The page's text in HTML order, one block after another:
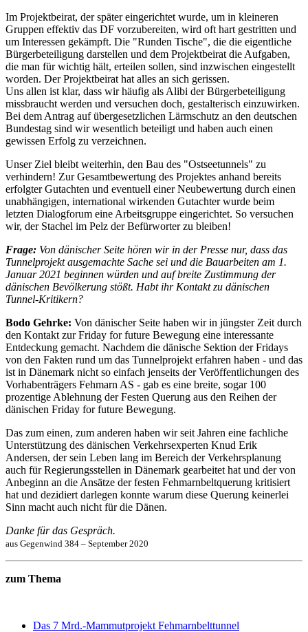
Im Projektbeirat, der später eingerichtet wurde, um in kleineren
Gruppen effektiv das DF vorzubereiten, wird oft hart gestritten und
um Interessen gekämpft. Die "Runden Tische", die die eigentliche
Bürgerbeteiligung darstellen und dem Projektbeirat die Aufgaben,
die man für wichtig hält, erteilen sollen, sind inzwischen eingestellt
worden. Der Projektbeirat hat alles an sich gerissen.
Uns allen ist klar, dass wir häufig als Alibi der Bürgerbeteiligung
missbraucht werden und versuchen doch, gestalterisch einzuwirken.
Bei dem Antrag auf übergesetzlichen Lärmschutz an den deutschen
Bundestag sind wir wesentlich beteiligt und haben auch einen
gewissen Erfolg zu verzeichnen.
Unser Ziel bleibt weiterhin, den Bau des "Ostseetunnels" zu
verhindern! Zur Gesamtbewertung des Projektes anhand bereits
erfolgter Gutachten und eventuell einer Neubewertung durch einen
unabhängigen, international wirkenden Gutachter wurde beim
letzten Dialogforum eine Arbeitsgruppe eingerichtet. So versuchen
wir, der Stachel im Pelz der Befürworter zu bleiben!
Frage: Von dänischer Seite hören wir in der Presse nur, dass das
Tunnelprojekt ausgemachte Sache sei und die Bauarbeiten am 1.
Januar 2021 beginnen würden und auf breite Zustimmung der
dänischen Bevölkerung stößt. Habt ihr Kontakt zu dänischen
Tunnel-Kritikern?
Bodo Gehrke: Von dänischer Seite haben wir in jüngster Zeit durch
den Kontakt zur Friday for future Bewegung eine interessante
Entdeckung gemacht. Nachdem die dänische Sektion der Fridays
von den Fakten rund um das Tunnelprojekt erfahren haben - und das
ist in Dänemark nicht so einfach jenseits der Veröffentlichungen des
Vorhabenträgers Fehmarn AS - gab es eine breite, sogar 100
prozentige Ablehnung der Festen Querung aus den Reihen der
dänischen Friday for future Bewegung.
Das zum einen, zum anderen haben wir seit Jahren eine fachliche
Unterstützung des dänischen Verkehrsexperten Knud Erik
Andersen, der sein Leben lang im Bereich der Verkehrsplanung
auch für Regierungsstellen in Dänemark gearbeitet hat und der von
Anbeginn an die Ansätze der festen Fehmarnbeltquerung kritisiert
hat und dezidiert darlegen konnte warum diese Querung keinerlei
Sinn macht auch nicht für die Dänen.
Danke für das Gespräch.
aus Gegenwind 384 – September 2020
zum Thema
Das 7 Mrd.-Mammutprojekt Fehmarnbelttunnel